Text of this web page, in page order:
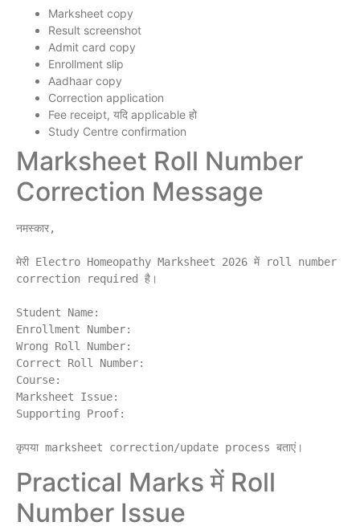
Marksheet copy
Result screenshot
Admit card copy
Enrollment slip
Aadhaar copy
Correction application
Fee receipt, यदि applicable हो
Study Centre confirmation
Marksheet Roll Number
Correction Message
नमस्कार,
मेरी Electro Homeopathy Marksheet 2026 में roll number
correction required है।
Student Name:
Enrollment Number:
Wrong Roll Number:
Correct Roll Number:
Course:
Marksheet Issue:
Supporting Proof:
Practical Marks में Roll
Number Issue